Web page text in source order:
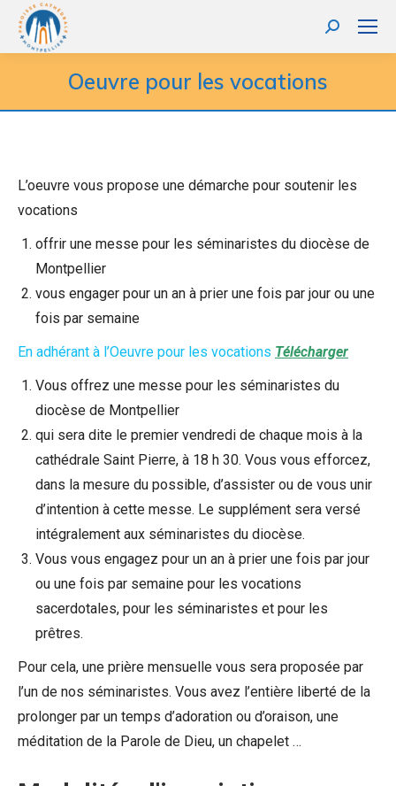
Oeuvre pour les vocations
L’oeuvre vous propose une démarche pour soutenir les
vocations
offrir une messe pour les séminaristes du diocèse de
Montpellier
vous engager pour un an à prier une fois par jour ou une
fois par semaine
En adhérant à l’Oeuvre pour les vocations Télécharger
Vous offrez une messe pour les séminaristes du
diocèse de Montpellier
qui sera dite le premier vendredi de chaque mois à la
cathédrale Saint Pierre, à 18 h 30. Vous vous efforcez,
dans la mesure du possible, d’assister ou de vous unir
d’intention à cette messe. Le supplément sera versé
intégralement aux séminaristes du diocèse.
Vous vous engagez pour un an à prier une fois par jour
ou une fois par semaine pour les vocations
sacerdotales, pour les séminaristes et pour les
prêtres.
Pour cela, une prière mensuelle vous sera proposée par
l’un de nos séminaristes. Vous avez l’entière liberté de la
prolonger par un temps d’adoration ou d’oraison, une
méditation de la Parole de Dieu, un chapelet …